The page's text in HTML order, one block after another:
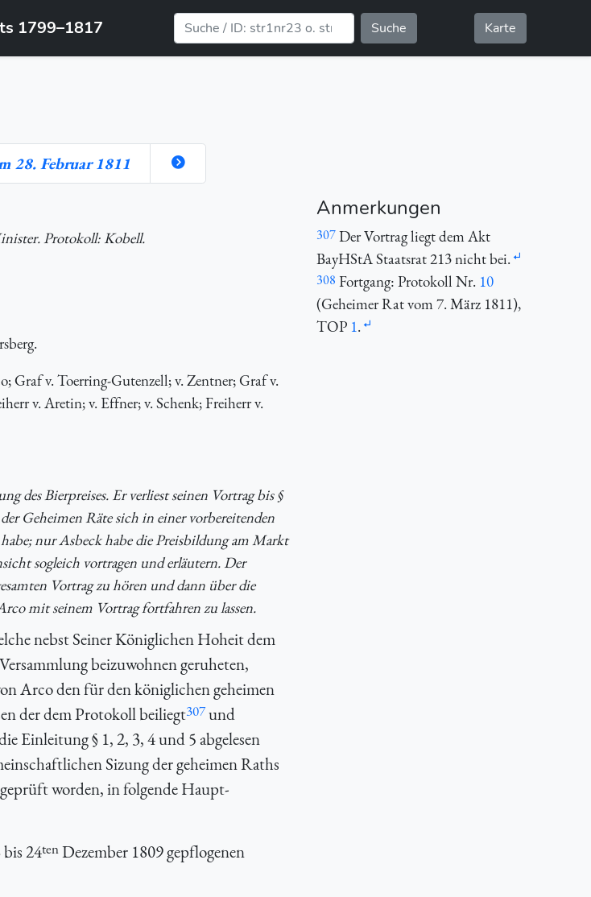
1799–1817 Suche Karte
28. Februar 1811
Protokoll: Kobell.
Graf v. Toerring-Gutenzell; v. Zentner; Graf v.
v. Aretin; v. Effner; v. Schenk; Freiherr v.
des Bierpreises. Er verliest seinen Vortrag bis §
Geheimen Räte sich in einer vorbereitenden
nur Asbeck habe die Preisbildung am Markt
sogleich vortragen und erläutern. Der
Vortrag zu hören und dann über die
mit seinem Vortrag fortfahren zu lassen.
nebst Seiner Königlichen Hoheit dem
beizuwohnen geruheten,
Arco den für den königlichen geheimen
der dem Protokoll beiliegt307und
Einleitung § 1, 2, 3, 4 und 5 abgelesen
Sizung der geheimen Raths
worden, in folgende Haupt-
24tenDezember 1809 gepflogenen
Anmerkungen
307Der Vortrag liegt dem Akt
BayHStA Staatsrat 213 nicht bei.
308 Fortgang: Protokoll Nr. 10
(Geheimer Rat vom 7. März 1811),
TOP 1.